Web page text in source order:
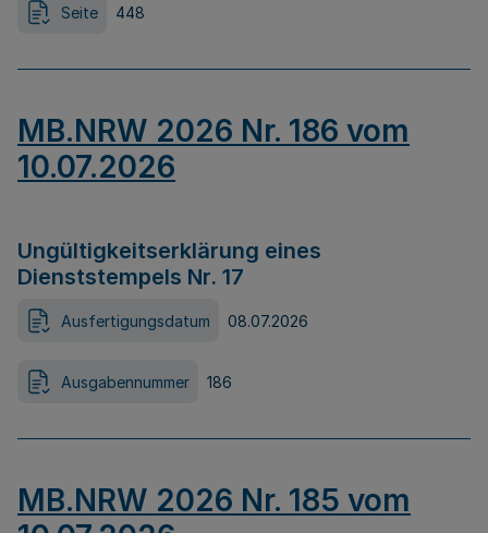
Seite 448
MB.NRW 2026 Nr. 186 vom
10.07.2026
Ungültigkeitserklärung eines
Dienststempels Nr. 17
Ausfertigungsdatum 08.07.2026
Ausgabennummer 186
MB.NRW 2026 Nr. 185 vom